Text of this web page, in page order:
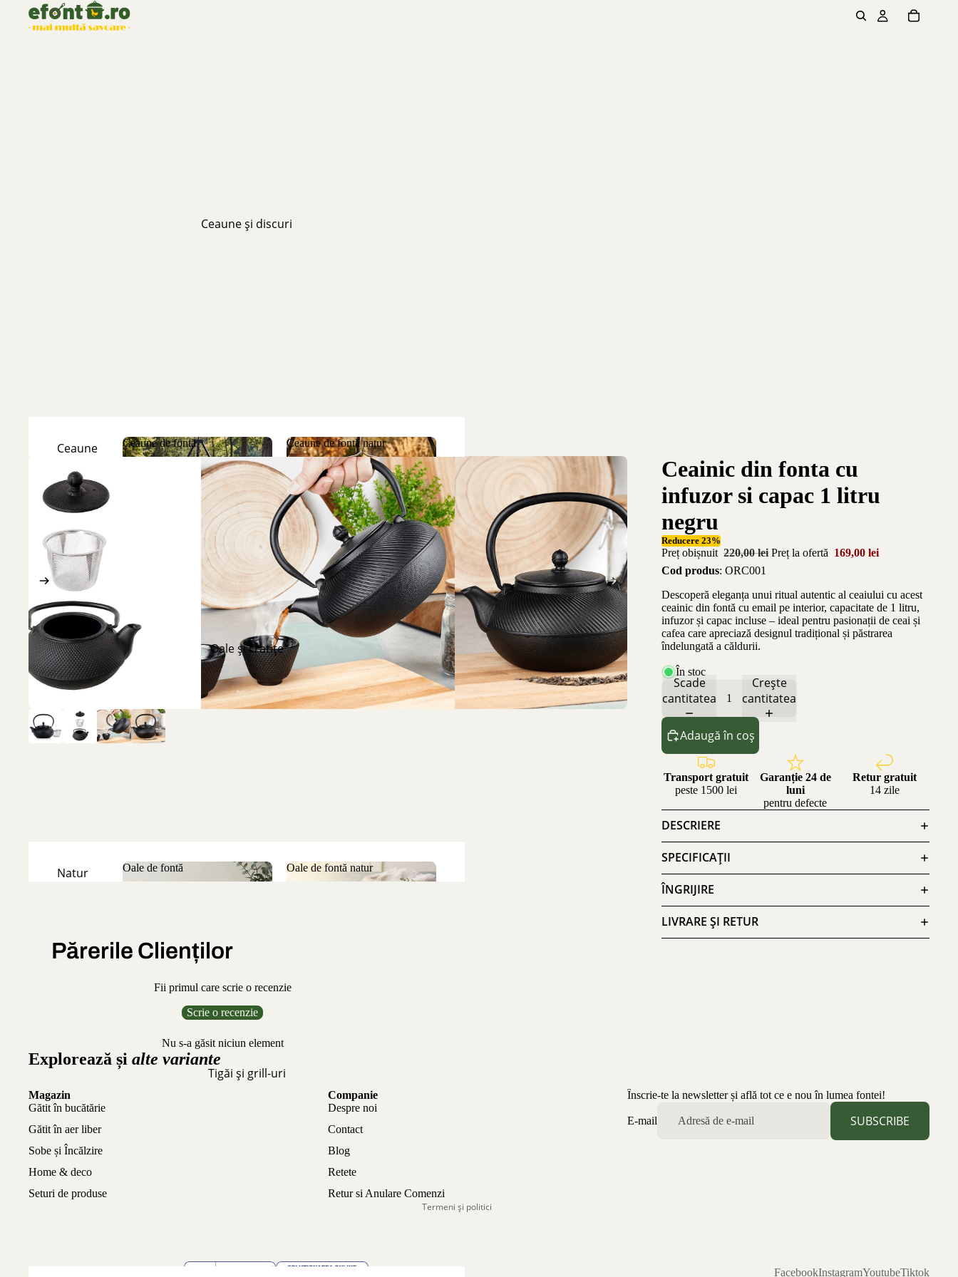
Ceaune și discuri
Ceaune
Ceaune
Emailate
Discuri
de fontă
Ceaune de fontă
Ceaune de fontă
Ceaune de fontă natur
Ceaune de fontă natur
Oale și cratițe
Natur
Oale de fontă
Oale de fontă natur
Tigăi și grill-uri
Ceainic din fonta cu
infuzor si capac 1 litru
negru
Reducere 23%
Preț obișnuit 220,00 lei Preț la ofertă 169,00 lei
Cod produs: ORC001
Descoperă eleganța unui ritual autentic al ceaiului cu acest
ceainic din fontă cu email pe interior, capacitate de 1 litru,
infuzor și capac incluse – ideal pentru pasionații de ceai și
cafea care apreciază designul tradițional și păstrarea
îndelungată a căldurii.
În stoc
Scade
cantitatea
Crește
cantitatea
Adaugă în coș
Transport gratuit
peste 1500 lei
Garanție 24 de
luni
pentru defecte
Retur gratuit
14 zile
DESCRIERE
SPECIFICAȚII
ÎNGRIJIRE
LIVRARE ȘI RETUR
Părerile Clienților
Fii primul care scrie o recenzie
Scrie o recenzie
Nu s-a găsit niciun element
Explorează și alte variante
Magazin
Gătit în bucătărie
Gătit în aer liber
Sobe și Încălzire
Home & deco
Seturi de produse
Companie
Despre noi
Contact
Blog
Retete
Retur si Anulare Comenzi
Înscrie-te la newsletter și află tot ce e nou în lumea fontei!
E-mail SUBSCRIBE
Termeni și politici
FacebookInstagramYoutubeTiktok